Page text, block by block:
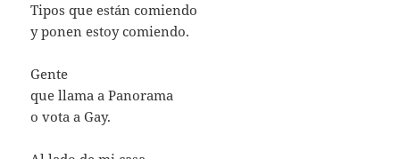
Tipos que están comiendo
y ponen estoy comiendo.
Gente
que llama a Panorama
o vota a Gay.